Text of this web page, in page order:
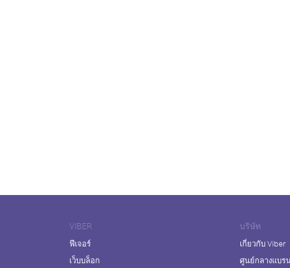
VIBER
ฟีเจอร์
เว็บบล็อก
บริษัท
เกี่ยวกับ Viber
ศูนย์กลางแบร